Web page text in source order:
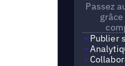
Passez
Publier